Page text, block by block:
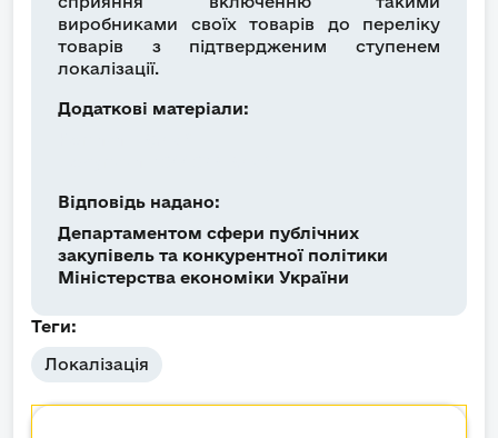
виробниками своїх товарів до переліку
товарів з підтвердженим ступенем
локалізації.
Додаткові матеріали:
Відповідь надано:
Департаментом сфери публічних
закупівель та конкурентної політики
Міністерства економіки України
Теги:
Локалізація